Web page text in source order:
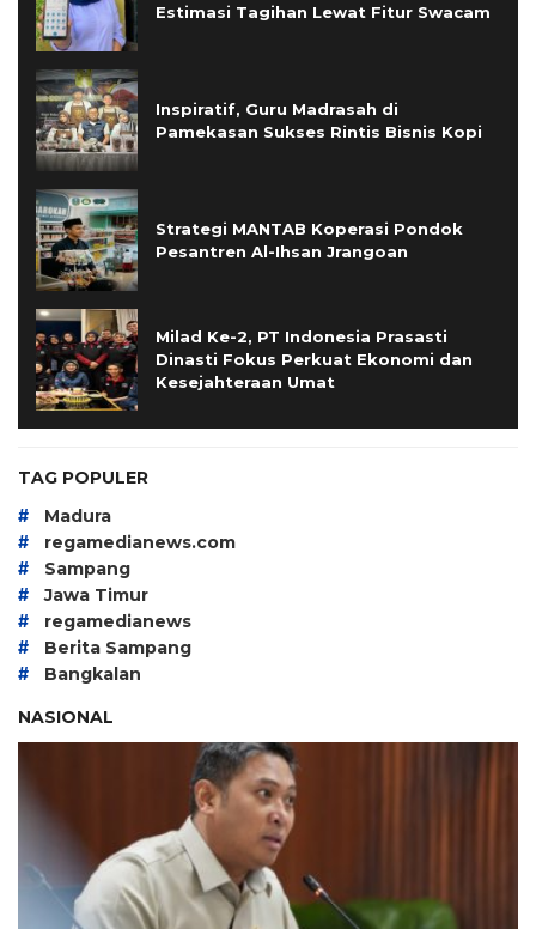
Estimasi Tagihan Lewat Fitur Swacam
Inspiratif, Guru Madrasah di
Pamekasan Sukses Rintis Bisnis Kopi
Strategi MANTAB Koperasi Pondok
Pesantren Al-Ihsan Jrangoan
Milad Ke-2, PT Indonesia Prasasti
Dinasti Fokus Perkuat Ekonomi dan
Kesejahteraan Umat
TAG POPULER
# Madura
# regamedianews.com
# Sampang
# Jawa Timur
# regamedianews
# Berita Sampang
#
Bangkalan
NASIONAL